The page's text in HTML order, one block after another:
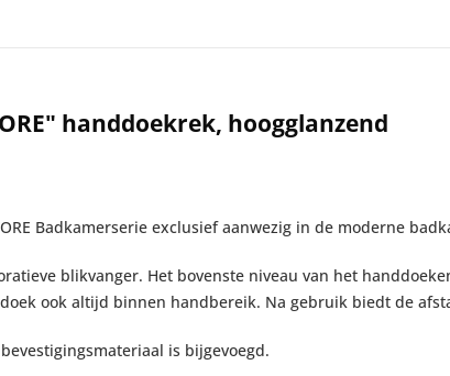
handdoekrek, hoogglanzend
Badkamerserie exclusief aanwezig in de moderne
blikvanger. Het bovenste niveau van het
ook altijd binnen handbereik. Na gebruik biedt de
is bijgevoegd.